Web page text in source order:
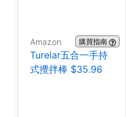
Amazon 購買指南
Turelar五合一手持
式攪拌棒 $35.96